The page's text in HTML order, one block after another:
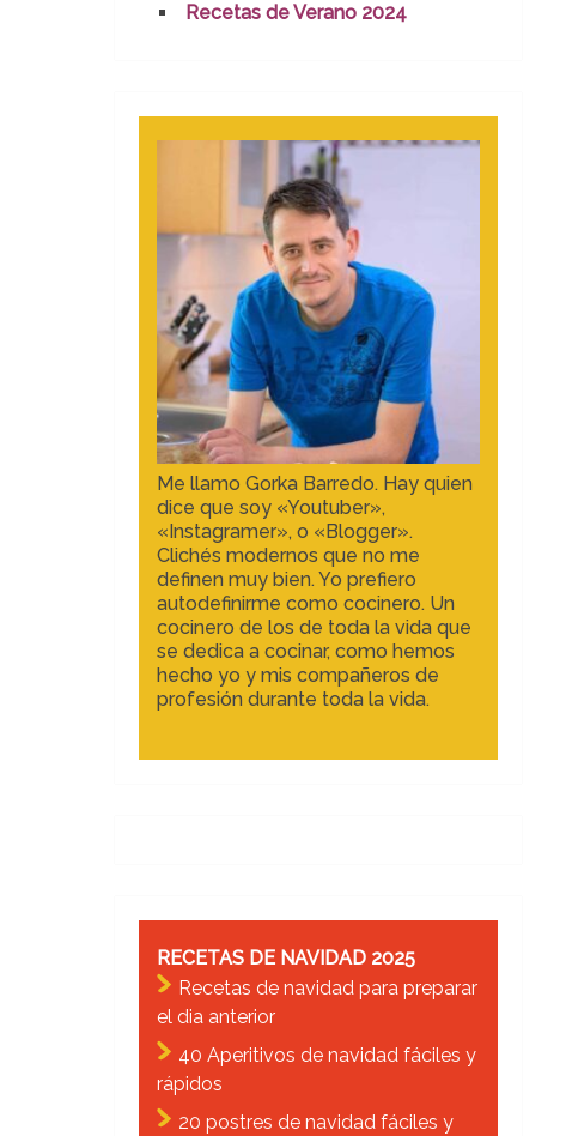
Recetas de Verano 2024
Me llamo Gorka Barredo. Hay quien
dice que soy «Youtuber»,
«Instagramer», o «Blogger».
Clichés modernos que no me
definen muy bien. Yo prefiero
autodefinirme como cocinero. Un
cocinero de los de toda la vida que
se dedica a cocinar, como hemos
hecho yo y mis compañeros de
profesión durante toda la vida.
RECETAS DE NAVIDAD 2025
Recetas de navidad para preparar
el dia anterior
40 Aperitivos de navidad fáciles y
rápidos
20 postres de navidad fáciles y